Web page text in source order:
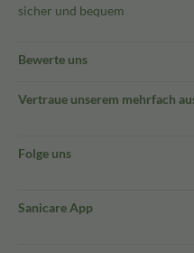
sicher und bequem
Bewerte uns
Vertraue unserem mehrfach
Folge uns
Sanicare App